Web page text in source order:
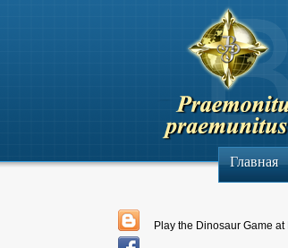
Главная
Play the Dinosaur Game at